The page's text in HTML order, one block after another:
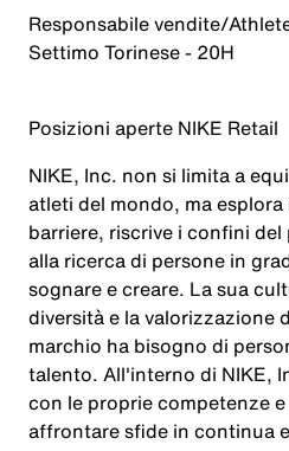
Responsabile vendite/
Settimo Torinese - 20H
Posizioni aperte NIKE Retail
NIKE, Inc. non si limita a
atleti del mondo, ma
barriere, riscrive i confini
alla ricerca di persone in
sognare e creare. La sua
diversità e la valorizzazione
marchio ha bisogno di
talento. All'interno di NIKE,
con le proprie competenze
affrontare sfide in continua